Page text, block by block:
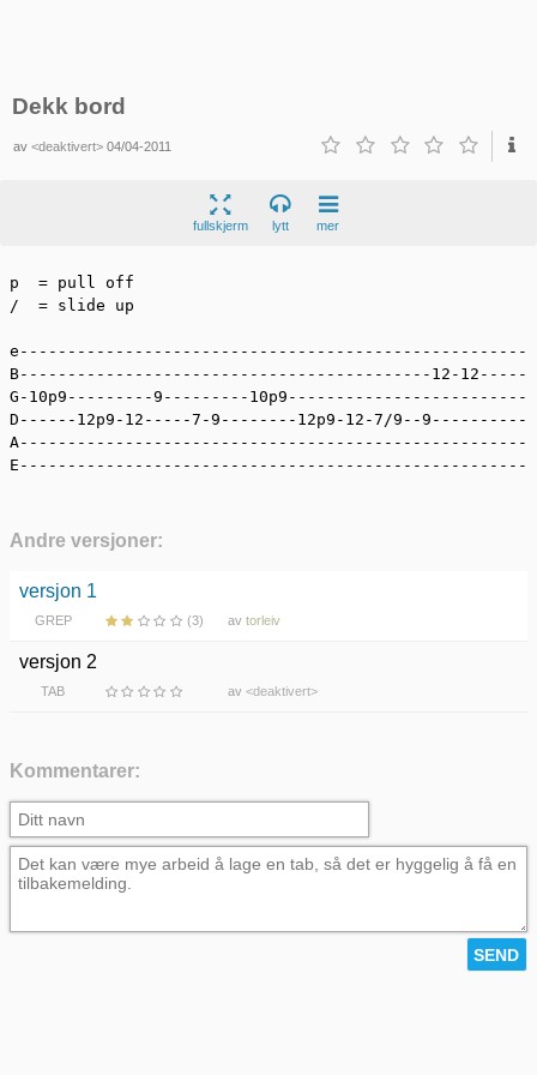
Dekk bord
av<deaktivert> 04/04-2011
fullskjerm lytt mer
p  = pull off
/  = slide up
B-------------------------------------------12-
G-10p9---------9---------
D------12p9-12-----7-9--------12p9-12-7/9--
Andre versjoner:
versjon 1
GREP (3) av torleiv
versjon 2
TAB av <deaktivert>
Kommentarer: